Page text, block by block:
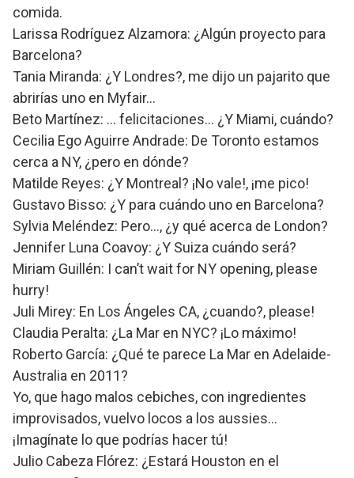
comida.
Larissa Rodríguez Alzamora: ¿Algún proyecto para
Barcelona?
Tania Miranda: ¿Y Londres?, me dijo un pajarito que
abrirías uno en Myfair…
Beto Martínez: … felicitaciones… ¿Y Miami, cuándo?
Cecilia Ego Aguirre Andrade: De Toronto estamos
cerca a NY, ¿pero en dónde?
Matilde Reyes: ¿Y Montreal? ¡No vale!, ¡me pico!
Gustavo Bisso: ¿Y para cuándo uno en Barcelona?
Sylvia Meléndez: Pero…, ¿y qué acerca de London?
Jennifer Luna Coavoy: ¿Y Suiza cuándo será?
Miriam Guillén: I can’t wait for NY opening, please
hurry!
Juli Mirey: En Los Ángeles CA, ¿cuando?, please!
Claudia Peralta: ¿La Mar en NYC? ¡Lo máximo!
Roberto García: ¿Qué te parece La Mar en Adelaide-
Australia en 2011?
Yo, que hago malos cebiches, con ingredientes
improvisados, vuelvo locos a los aussies…
¡Imagínate lo que podrías hacer tú!
Julio Cabeza Flórez: ¿Estará Houston en el